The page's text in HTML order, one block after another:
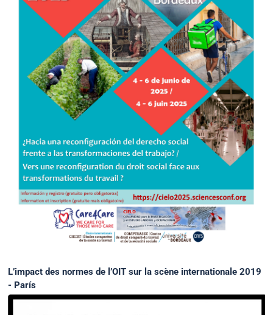
L’impact des normes de l’OIT sur la scène internationale 2019
- París